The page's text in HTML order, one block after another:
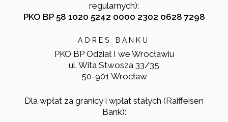
regularnych):
PKO BP 58 1020 5242 0000 2302 0628 7298
ADRES BANKU
PKO BP Odział I we Wrocławiu
ul. Wita Stwosza 33/35
50-901 Wrocław
Dla wpłat za granicy i wpłat stałych (Raiffeisen
Bank):